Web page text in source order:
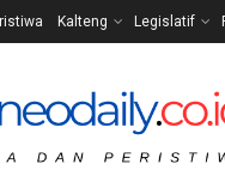
Kalteng Legislatif